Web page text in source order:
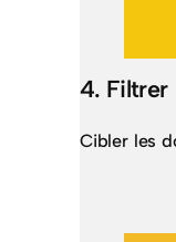
4. Filtrer
Cibler les